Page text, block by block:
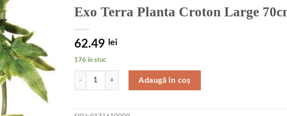
Exo Terra Planta Croton Large
62.49 lei
176 în stoc
Cantitate Exo Terra Planta Croton Large 70cm PT3020
Adaugă în coș